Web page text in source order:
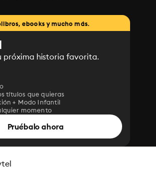
ebooks y mucho más.
próxima historia favorita.
títulos que quieras
+ Modo Infantil
momento
Pruébalo ahora